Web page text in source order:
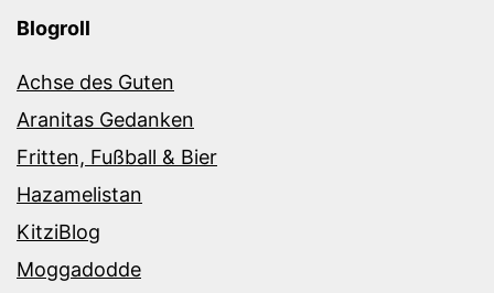
Blogroll
Achse des Guten
Aranitas Gedanken
Fritten, Fußball & Bier
Hazamelistan
KitziBlog
Moggadodde